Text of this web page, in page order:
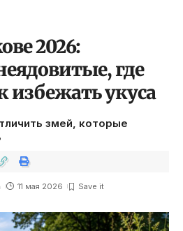
2026:
где
избежать укуса
змей, которые
11 мая 2026